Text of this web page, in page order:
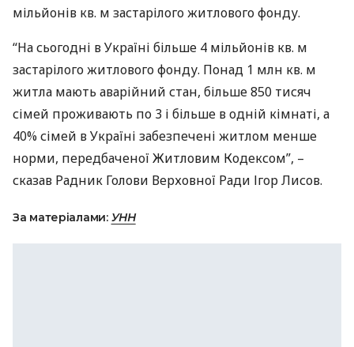
мільйонів кв. м застарілого житлового фонду.
“На сьогодні в Україні більше 4 мільйонів кв. м
застарілого житлового фонду. Понад 1 млн кв. м
житла мають аварійний стан, більше 850 тисяч
сімей проживають по 3 і більше в одній кімнаті, а
40% сімей в Україні забезпечені житлом менше
норми, передбаченої Житловим Кодексом”, –
сказав Радник Голови Верховної Ради Ігор Лисов.
За матеріалами: УНН